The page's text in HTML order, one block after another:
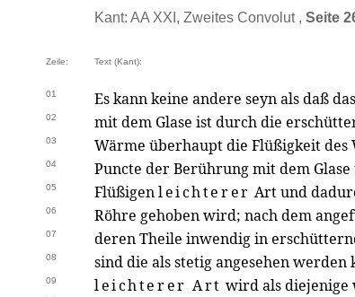
Kant: AA XXI, Zweites Convolut , Seite
Zeile: Text (Kant):
01 Es kann keine andere seyn als daß
02 mit dem Glase ist durch die
03 Wärme überhaupt die Flüßigkeit des
04 Puncte der Berührung mit dem
05 Flüßigenleichterer Art und
06 Röhre gehoben wird; nach dem
07 deren Theile inwendig in
08 sind die als stetig angesehen
09 leichterer Art wird als diejenige